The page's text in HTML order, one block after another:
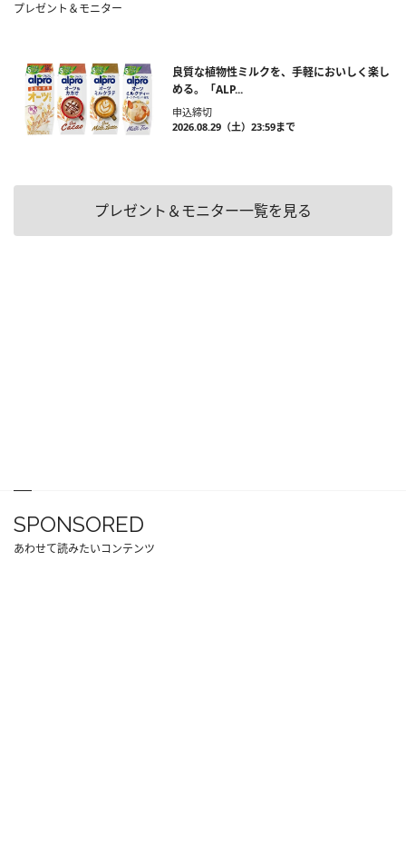
プレゼント＆モニター
良質な植物性ミルクを、手軽においしく楽し
める。「ALP...
申込締切
2026.08.29（土）23:59まで
プレゼント＆モニター一覧を見る
SPONSORED
あわせて読みたいコンテンツ